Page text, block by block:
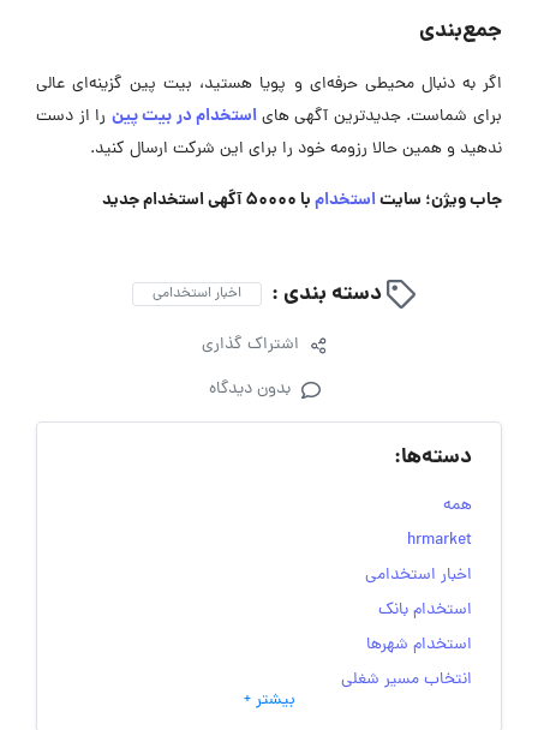
جمع‌بندی
اگر به دنبال محیطی حرفه‌ای و پویا هستید، بیت پین گزینه‌ای عالی
برای شماست. جدیدترین آگهی هایاستخدام در بیت پین را از دست
ندهید و همین حالا رزومه خود را برای این شرکت ارسال کنید.
جاب ویژن؛ سایتاستخدامبا 50000 آگهی استخدام جدید
دسته بندی : اخبار استخدامی
اشتراک گذاری
بدون دیدگاه
دسته‌ها:
همه
hrmarket
اخبار استخدامی
استخدام بانک
استخدام شهرها
انتخاب مسیر شغلی
به‌روزرسانی‌های سایت (کارجویی)
بیشتر +